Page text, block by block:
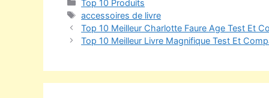
Top 10 Produits
accessoires de livre
Top 10 Meilleur Charlotte Faure Age Test Et
Top 10 Meilleur Livre Magnifique Test Et